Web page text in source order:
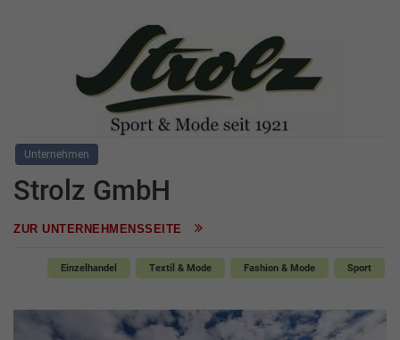
Unternehmen
Strolz GmbH
ZUR UNTERNEHMENSSEITE
Einzelhandel Textil & Mode Fashion & Mode Sport